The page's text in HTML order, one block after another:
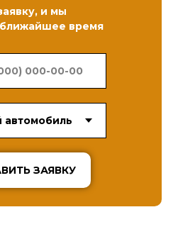
и мы
время
ЗАЯВКУ